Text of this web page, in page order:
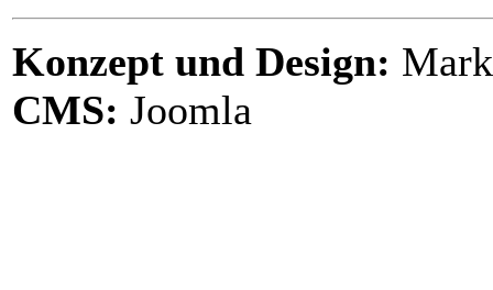
Konzept und Design:
CMS: Joomla